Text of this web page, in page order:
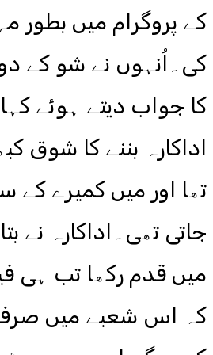
کے پروگرام میں بطور
کی۔اُنہوں نے شو کے
کا جواب دیتے ہوئے
اداکارہ بننے کا شوق
تھا اور میں کمیرے کے
جاتی تھی۔اداکارہ نے
میں قدم رکھا تب ہی